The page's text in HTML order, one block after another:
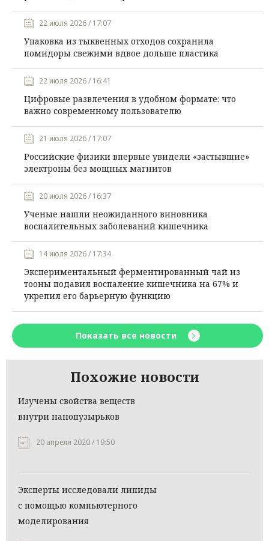
22 июля 2026 / 17:07
Упаковка из тыквенных отходов сохранила
помидоры свежими вдвое дольше пластика
22 июля 2026 / 16:41
Цифровые развлечения в удобном формате: что
важно современному пользователю
21 июля 2026 / 17:07
Российские физики впервые увидели «застывшие»
электроны без мощных магнитов
20 июля 2026 / 16:37
Ученые нашли неожиданного виновника
воспалительных заболеваний кишечника
14 июля 2026 / 17:34
Экспериментальный ферментированный чай из
тооны подавил воспаление кишечника на 67% и
укрепил его барьерную функцию
Показать все новости
Похожие новости
Изучены свойства веществ
внутри нанопузырьков
20 апреля 2020 / 19:50
Эксперты исследовали липиды
с помощью компьютерного
моделирования